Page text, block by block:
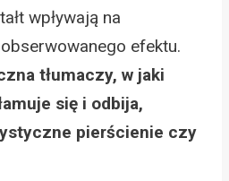
wpływają na
efektu.
tłumaczy, w jaki
się i odbija,
pierścienie czy